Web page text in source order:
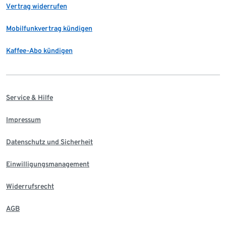
Vertrag widerrufen
Mobilfunkvertrag kündigen
Kaffee-Abo kündigen
Service & Hilfe
Impressum
Datenschutz und Sicherheit
Einwilligungsmanagement
Widerrufsrecht
AGB